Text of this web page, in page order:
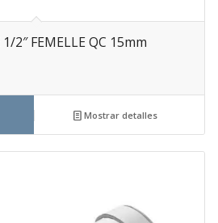
2″ FEMELLE QC 15mm
Mostrar detalles